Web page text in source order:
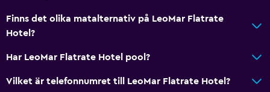
Finns det olika matalternativ på LeoMar Flatrate
Hotel?
Har LeoMar Flatrate Hotel pool?
Vilket är telefonnumret till LeoMar Flatrate Hotel?